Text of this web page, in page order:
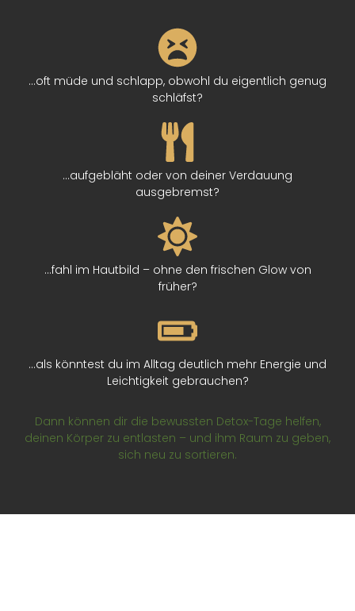
…oft müde und schlapp, obwohl du eigentlich genug
schläfst?
…aufgebläht oder von deiner Verdauung
ausgebremst?
…fahl im Hautbild – ohne den frischen Glow von
früher?
…als könntest du im Alltag deutlich mehr Energie und
Leichtigkeit gebrauchen?
Dann können dir die bewussten Detox-Tage helfen,
deinen Körper zu entlasten – und ihm Raum zu geben,
sich neu zu sortieren.